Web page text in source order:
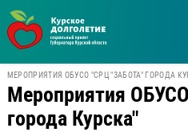
МЕРОПРИЯТИЯ ОБУСО "СРЦ "ЗАБОТА" ГОРОДА
Мероприятия
города Курска"